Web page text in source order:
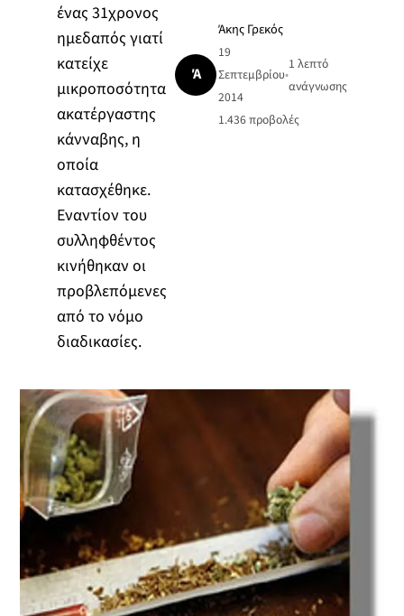
ένας 31χρονος
ημεδαπός γιατί
κατείχε
μικροποσότητα
ακατέργαστης
κάνναβης, η
οποία
κατασχέθηκε.
Εναντίον του
συλληφθέντος
κινήθηκαν οι
προβλεπόμενες
από το νόμο
διαδικασίες.
Ά
Άκης Γρεκός
19
Σεπτεμβρίου
2014
•
1 λεπτό
ανάγνωσης
1.436προβολές